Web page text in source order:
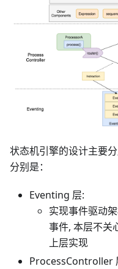
状态机引擎的设计主要
分别是：
Eventing 层:
实现事件驱动
事件, 本层不关
上层实现
ProcessController